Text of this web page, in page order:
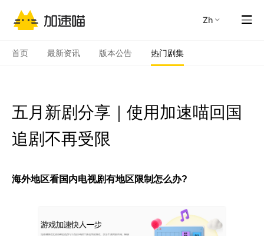
zh
首页 最新资讯 版本公告 热门剧集
五月新剧分享｜使用加速喵回国
追剧不再受限
海外地区看国内电视剧有地区限制怎么办?